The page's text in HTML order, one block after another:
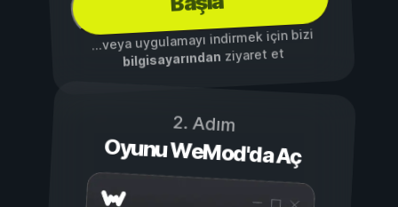
...veya uygulamayı indirmek için bizi
bilgisayarından ziyaret et
2. Adım
Oyunu WeMod'da Aç